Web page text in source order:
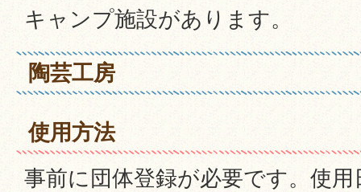
キャンプ施設があります。
陶芸工房
使用方法
事前に団体登録が必要です。使